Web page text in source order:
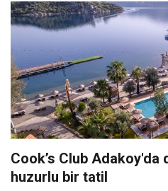
Cook’s Club Adakoy'da
huzurlu bir tatil